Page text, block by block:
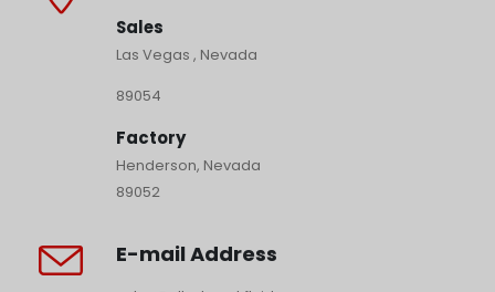
Sales
Las Vegas , Nevada
89054
Factory
Henderson, Nevada
89052
E-mail Address